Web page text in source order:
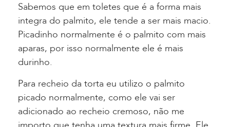
Sabemos que em toletes que é a forma mais
integra do palmito, ele tende a ser mais macio.
Picadinho normalmente é o palmito com mais
aparas, por isso normalmente ele é mais
durinho.
Para recheio da torta eu utilizo o palmito
picado normalmente, como ele vai ser
adicionado ao recheio cremoso, não me